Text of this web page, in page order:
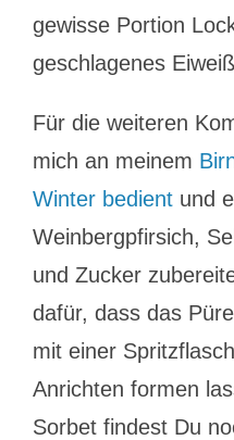
gewisse Portion
geschlagenes
Für die weiteren
mich an meinem
Winter bedientund
Weinbergpfirsich,
und Zucker
dafür, dass das
mit einer
Anrichten formen
Sorbet findest Du